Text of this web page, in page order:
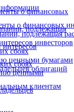
о финансовых
подлежащая
инвесторов
сбоях
ценными бумагами
облигаций
клиентам
о финансовых
подлежащая
сбоях
ценными